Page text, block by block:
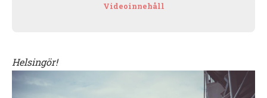
Videoinnehåll
Helsingör!